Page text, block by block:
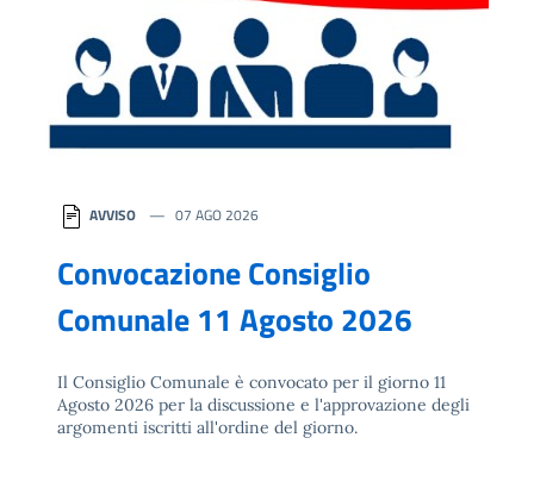
AVVISO 07 AGO 2026
Convocazione Consiglio
Comunale 11 Agosto 2026
Il Consiglio Comunale è convocato per il giorno 11
Agosto 2026 per la discussione e l'approvazione degli
argomenti iscritti all'ordine del giorno.